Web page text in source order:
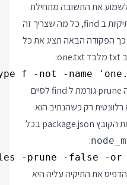
את התשובה מתחילת
הפוסט: משביל לדלג על קבצים או תיקיות ב find, כל מה שצריך זה
הפקודה הבאה תציג את כל
ואם רוצים להתעלם מתיקיות הפקודה prune גורמת ל find לסיים
רק כשהנתיב הוא
תיקיה). לכן הפקודה הבאה תחפש את הקובץ package.json בכל
:
את התיקיה עליה היא